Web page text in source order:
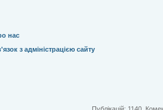
нас
з адміністрацією сайту